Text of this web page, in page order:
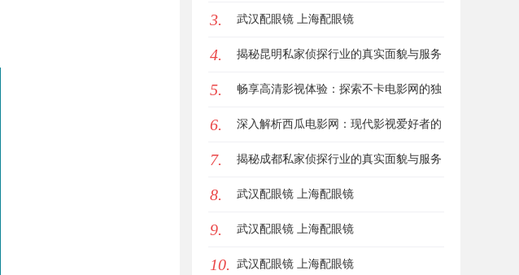
全面指南
3. 武汉配眼镜 上海配眼镜
4. 揭秘昆明私家侦探行业的真实面貌与服务
价值
5. 畅享高清影视体验：探索不卡电影网的独
特魅力与优势
6. 深入解析西瓜电影网：现代影视爱好者的
优质选择与发展趋势
7. 揭秘成都私家侦探行业的真实面貌与服务
价值
8. 武汉配眼镜 上海配眼镜
9. 武汉配眼镜 上海配眼镜
10. 武汉配眼镜 上海配眼镜